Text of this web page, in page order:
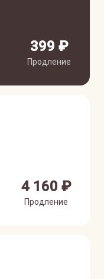
399 ₽
Продление
4 160 ₽
Продление